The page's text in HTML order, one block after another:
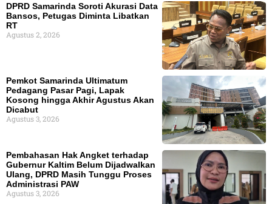
DPRD Samarinda Soroti Akurasi Data
Bansos, Petugas Diminta Libatkan
RT
Agustus 2, 2026
Pemkot Samarinda Ultimatum
Pedagang Pasar Pagi, Lapak
Kosong hingga Akhir Agustus Akan
Dicabut
Agustus 3, 2026
Pembahasan Hak Angket terhadap
Gubernur Kaltim Belum Dijadwalkan
Ulang, DPRD Masih Tunggu Proses
Administrasi PAW
Agustus 3, 2026